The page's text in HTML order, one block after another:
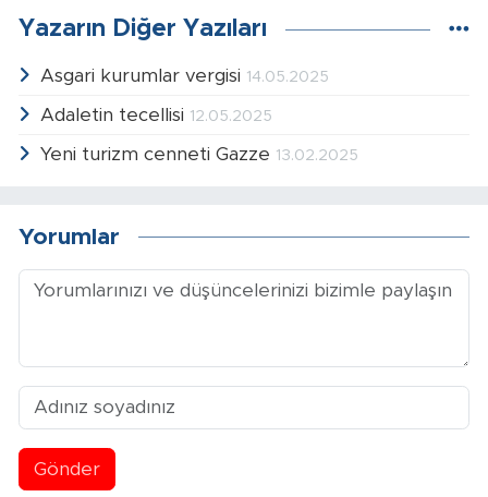
Yazarın Diğer Yazıları
Asgari kurumlar vergisi 14.05.2025
Adaletin tecellisi 12.05.2025
Yeni turizm cenneti Gazze 13.02.2025
Yorumlar
Gönder